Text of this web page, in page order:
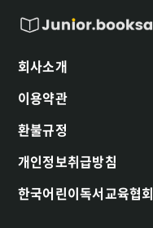
회사소개
이용약관
환불규정
개인정보취급방침
한국어린이독서교육협회